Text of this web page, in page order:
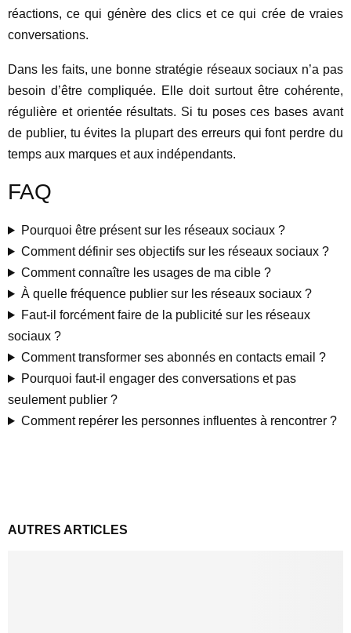
réactions, ce qui génère des clics et ce qui crée de vraies
conversations.
Dans les faits, une bonne stratégie réseaux sociaux n’a pas
besoin d’être compliquée. Elle doit surtout être cohérente,
régulière et orientée résultats. Si tu poses ces bases avant
de publier, tu évites la plupart des erreurs qui font perdre du
temps aux marques et aux indépendants.
FAQ
Pourquoi être présent sur les réseaux sociaux ?
Comment définir ses objectifs sur les réseaux sociaux ?
Comment connaître les usages de ma cible ?
À quelle fréquence publier sur les réseaux sociaux ?
Faut-il forcément faire de la publicité sur les réseaux
sociaux ?
Comment transformer ses abonnés en contacts email ?
Pourquoi faut-il engager des conversations et pas
seulement publier ?
Comment repérer les personnes influentes à rencontrer ?
AUTRES ARTICLES